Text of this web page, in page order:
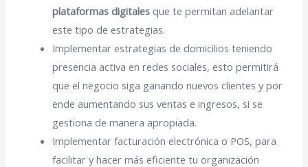
plataformas digitales que te permitan adelantar
este tipo de estrategias.
Implementar estrategias de domicilios teniendo
presencia activa en redes sociales, esto permitirá
que el negocio siga ganando nuevos clientes y por
ende aumentando sus ventas e ingresos, si se
gestiona de manera apropiada.
Implementar facturación electrónica o POS, para
facilitar y hacer más eficiente tu organización